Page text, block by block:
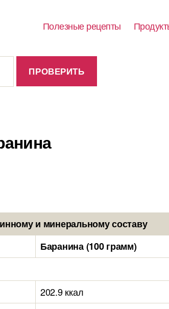
Полезные рецепты
и минеральному составу
Баранина (100 грамм)
202.9 ккал